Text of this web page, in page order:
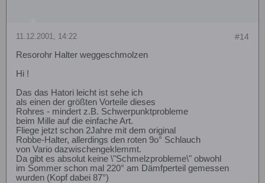
#14
11.12.2001, 14:22
Resorohr Halter weggeschmolzen
Hi !
Das das Hatori leicht ist sehe ich
als einen der größten Vorteile dieses
Rohres - mindert z.B. Schwerpunktprobleme
beim Mille auf die einfache Art.
Fliege jetzt schon 2Jahre mit dem original
Robbe-Halter, allerdings den roten 9o° Schlauch
von Vario dazwischengeklemmt.
Da gibt es absolut keine \"Schmelzprobleme\" obwohl
im Sommer schon mal 220° am Dämfperteil gemessen
wurden (Kopf dabei 87°)